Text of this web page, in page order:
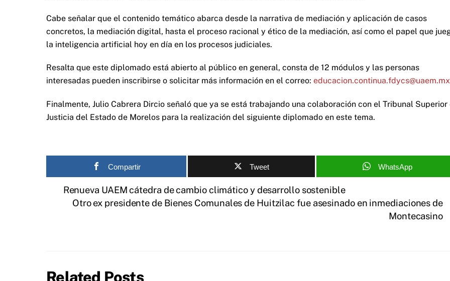
Cabe señalar que el contenido temático abarca desde la narrativa de mediación y aplicación de casos
concretos, la mediación digital, hasta el proceso racional y ético de la mediación, así como el papel que
la inteligencia artificial hoy en día en los procesos judiciales.
Resalta que este diplomado está abierto al público en general, consta de 12 módulos y las personas
interesadas pueden inscribirse o solicitar más información en el correo: educacion.continua.fdycs@uaem.mx
Finalmente, Julio Cabrera Dircio señaló que ya se está trabajando una colaboración con el Tribunal Superior
Justicia del Estado de Morelos para la realización del siguiente diplomado en este tema.
Compartir Tweet WhatsApp
Renueva UAEM cátedra de cambio climático y desarrollo sostenible
Otro ex presidente de Bienes Comunales de Huitzilac fue asesinado en inmediaciones de
Montecasino
Related Posts